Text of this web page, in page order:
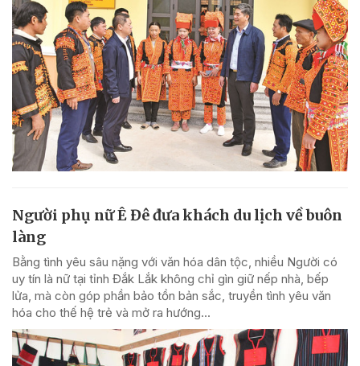
Người phụ nữ Ê Đê đưa khách du lịch về buôn
làng
Bằng tình yêu sâu nặng với văn hóa dân tộc, nhiều Người có
uy tín là nữ tại tỉnh Đắk Lắk không chỉ gìn giữ nếp nhà, bếp
lửa, mà còn góp phần bảo tồn bản sắc, truyền tình yêu văn
hóa cho thế hệ trẻ và mở ra hướng...